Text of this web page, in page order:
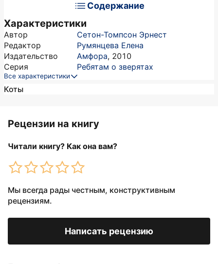
Содержание
Характеристики
Автор
Сетон-Томпсон Эрнест
Редактор
Румянцева Елена
Издательство
Амфора, 2010
Серия
Ребятам о зверятах
Все характеристики
Коты
Рецензии на книгу
Читали книгу? Как она вам?
Мы всегда рады честным, конструктивным
рецензиям.
Написать рецензию